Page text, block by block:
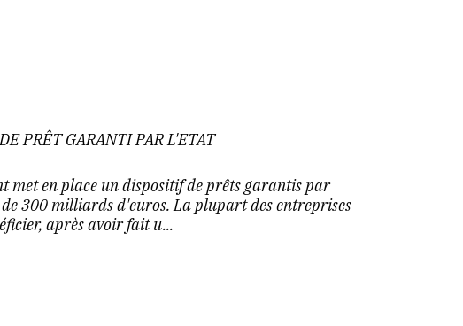
PRÊT GARANTI PAR L'ETAT
met en place un dispositif de prêts garantis par
300 milliards d'euros. La plupart des entreprises
après avoir fait u...